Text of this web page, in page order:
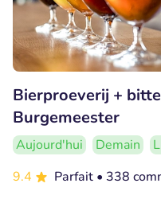
Bierproeverij +
Burgemeester
Aujourd'hui Demain
9.4
Parfait • 338